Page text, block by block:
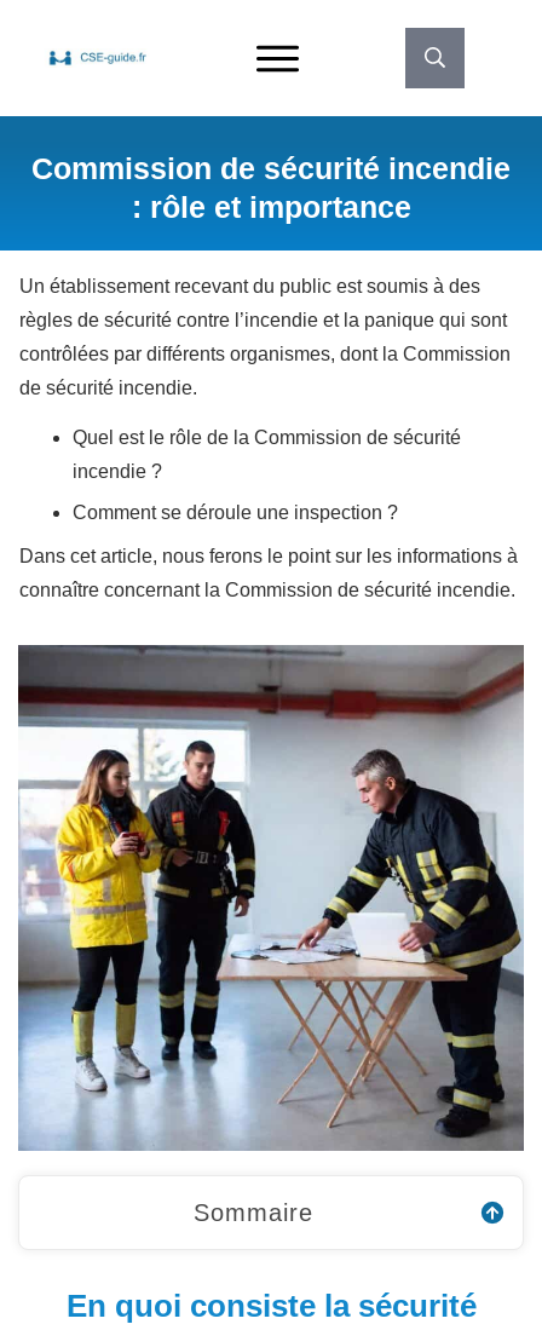
Commission de sécurité incendie
: rôle et importance
Un établissement recevant du public est soumis à des
règles de sécurité contre l’incendie et la panique qui sont
contrôlées par différents organismes, dont la Commission
de sécurité incendie.
Quel est le rôle de la Commission de sécurité
incendie ?
Comment se déroule une inspection ?
Dans cet article, nous ferons le point sur les informations à
connaître concernant la Commission de sécurité incendie.
Sommaire
En quoi consiste la sécurité